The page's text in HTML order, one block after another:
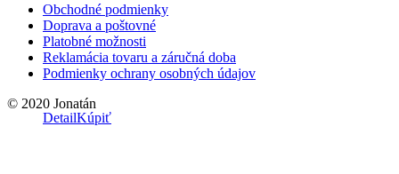
DetailKúpiť
Obchodné podmienky
Doprava a poštovné
Platobné možnosti
Reklamácia tovaru a záručná doba
Podmienky ochrany osobných údajov
© 2020 Jonatán